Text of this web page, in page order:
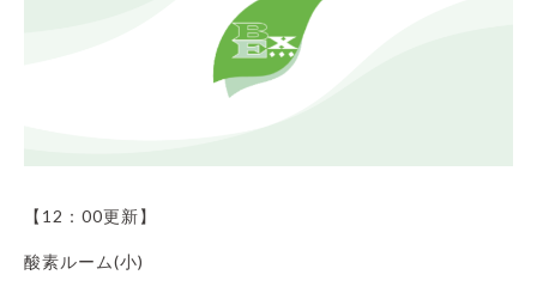
【12：00更新】
酸素ルーム(小)